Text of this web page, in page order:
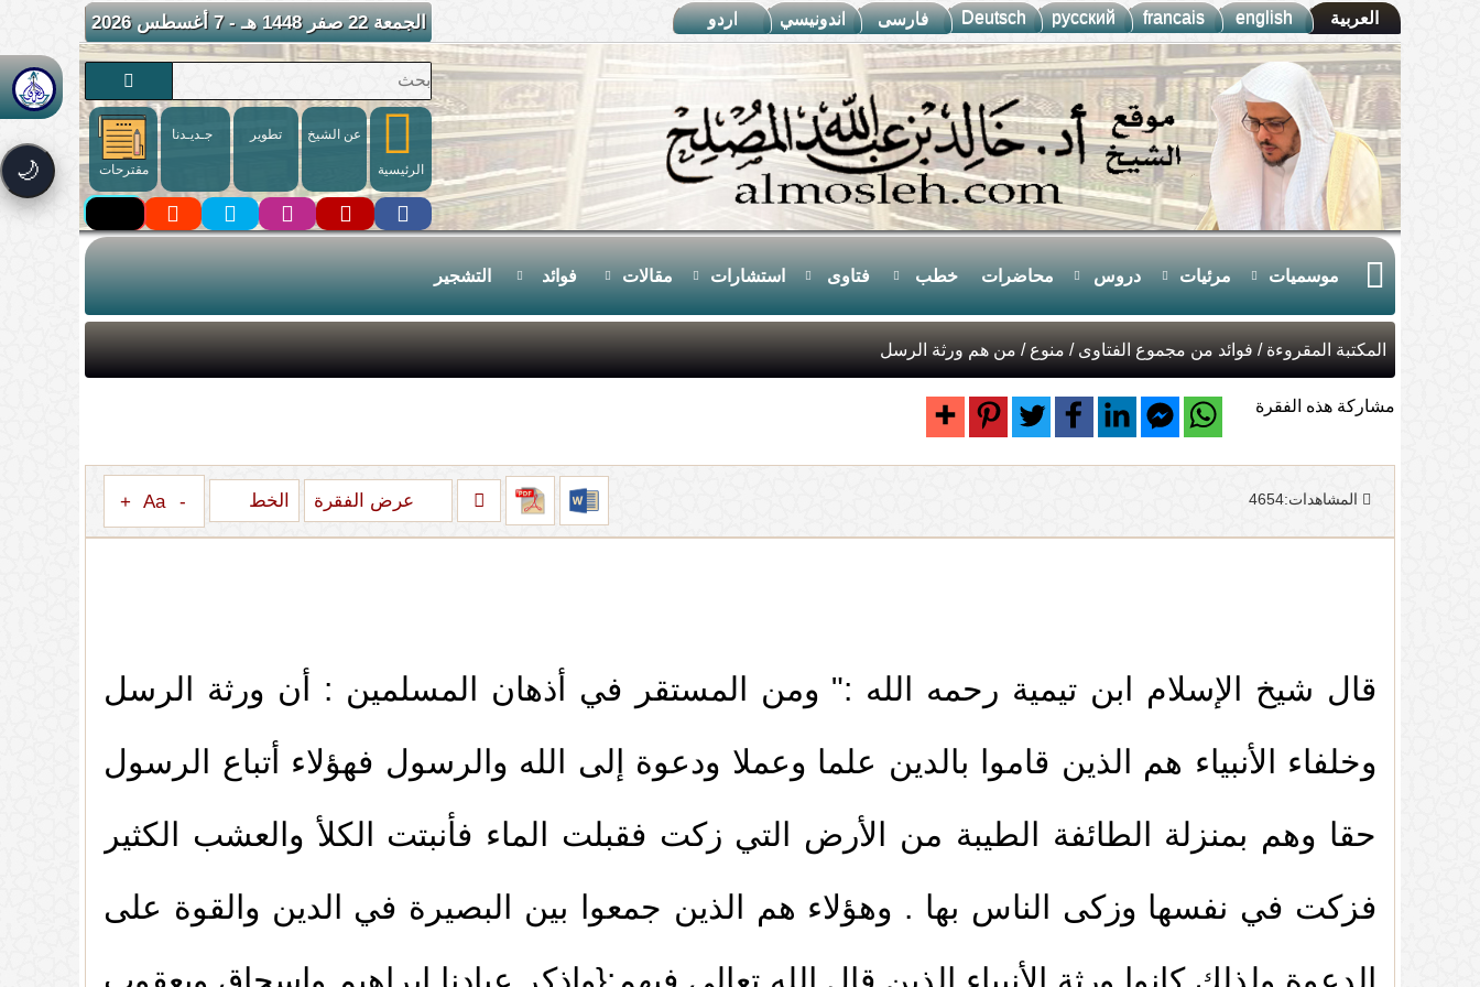
العربية english
francais
русский
Deutsch فارسى اندونيسي اردو الجمعة 22 صفر 1448 هـ - 7 أغسطس 2026
🌙 الرئيسية
عن الشيخ تطوير جـديـدنا
مقترحات
موسميات مرئيات دروس محاضرات خطب فتاوى استشارات مقالات فوائد التشجير
المكتبة المقروءة / فوائد من مجموع الفتاوى / منوع / من هم ورثة الرسل
مشاركة هذه الفقرة
المشاهدات:4654 عرض الفقرة الخط -
Aa
+
قال شيخ الإسلام ابن تيمية رحمه الله :" ومن المستقر في أذهان المسلمين : أن ورثة الرسل
وخلفاء الأنبياء هم الذين قاموا بالدين علما وعملا ودعوة إلى الله والرسول فهؤلاء أتباع الرسول
حقا وهم بمنزلة الطائفة الطيبة من الأرض التي زكت فقبلت الماء فأنبتت الكلأ والعشب الكثير
فزكت في نفسها وزكى الناس بها . وهؤلاء هم الذين جمعوا بين البصيرة في الدين والقوة على
الدعوة ولذلك كانوا ورثة الأنبياء الذين قال الله تعالى فيهم:{واذكر عبادنا إبراهيم وإسحاق ويعقوب
1. من صور التعصب بغير الحق
2. الدعاء بطول البقاء
1. خطبة : أهمية الدعاء عدد المشاهدات92702 )
2. خطبة: التقصير في تربية الأولاد ( عدد المشاهدات86173 )